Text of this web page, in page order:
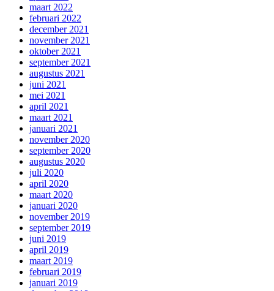
maart 2022
februari 2022
december 2021
november 2021
oktober 2021
september 2021
augustus 2021
juni 2021
mei 2021
april 2021
maart 2021
januari 2021
november 2020
september 2020
augustus 2020
juli 2020
april 2020
maart 2020
januari 2020
november 2019
september 2019
juni 2019
april 2019
maart 2019
februari 2019
januari 2019